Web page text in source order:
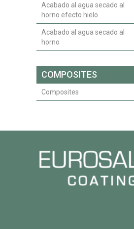
Acabado al agua secado al
horno efecto hielo
Acabado al agua secado al
horno
COMPOSITES
Composites